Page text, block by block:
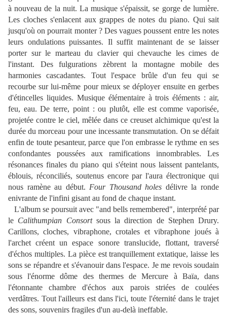
à nouveau de la nuit. La musique s'épaissit, se gorge de lumière.
Les cloches s'enlacent aux grappes de notes du piano. Qui sait
jusqu'où on pourrait monter ? Des vagues poussent entre les notes
leurs ondulations puissantes. Il suffit maintenant de se laisser
porter sur le marteau du clavier qui chevauche les cimes de
l'instant. Des fulgurations zèbrent la montagne mobile des
harmonies cascadantes. Tout l'espace brûle d'un feu qui se
recourbe sur lui-même pour mieux se déployer ensuite en gerbes
d'étincelles liquides. Musique élémentaire à trois éléments : air,
feu, eau. De terre, point : ou plutôt, elle est comme vaporisée,
projetée contre le ciel, mêlée dans ce creuset alchimique qu'est la
durée du morceau pour une incessante transmutation. On se défait
enfin de toute pesanteur, parce que l'on embrasse le rythme en ses
confondantes poussées aux ramifications innombrables. Les
résonances finales du piano qui s'éteint nous laissent pantelants,
éblouis, réconciliés, soutenus encore par l'aura électronique qui
nous ramène au début. Four Thousand holes délivre la ronde
enivrante de l'infini gisant au fond de chaque instant.
L'album se poursuit avec "and bells remembered", interprété par
le Calithumpian Consortsous la direction de Stephen Drury.
Carillons, cloches, vibraphone, crotales et vibraphone joués à
l'archet créent un espace sonore translucide, flottant, traversé
d'échos multiples. La pièce est tranquillement extatique, laisse les
sons se répandre et s'évanouir dans l'espace. Je me revois soudain
sous l'énorme dôme
des thermes de Mercure à Baïa, dans
l'étonnante chambre d'échos aux parois striées de coulées
verdâtres. Tout l'ailleurs est dans l'ici, toute l'éternité dans le trajet
des sons, souvenirs fragiles d'un au-delà ineffable.